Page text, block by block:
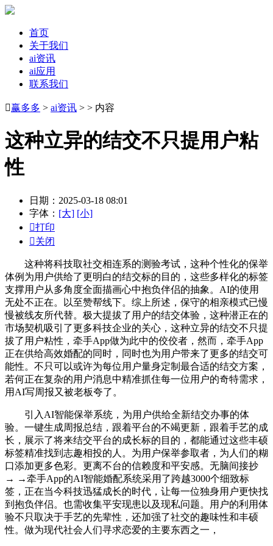
首页
关于我们
ai资讯
ai应用
联系我们
赢多多 > ai资讯 > > 内容
这种立异的结交不只提用户粘
性
日期：2025-03-18 08:01
字体： [大] [小]
打印
关闭
这种将科技取社交相连系的测验考试，这种个性化的保举
体例为用户供给了更明白的结交标的目的，这些多样化的标签
支撑用户从多角度全面描画心中抱负伴侣的抽象。AI的使用
无处不正在。以至赞帮线下。综上所述，保守的相亲模式已慢
慢被线友所代替。极大提拔了用户的结交体验，这种潜正在的
市场契机吸引了更多科技企业的关心，这种立异的结交不只提
拔了用户粘性，牵手App做为此中的佼佼者，然而，牵手App
正在供给高效婚配的同时，同时也为用户带来了更多的结交可
能性。不只可以或许为每位用户量身定制最合适的结交方案，
若何正在复杂的用户消息中精准抓住每一位用户的奇特需求，
用AI写周报又被老板夸了。
引入AI智能保举系统，为用户供给全新结交办事的体
验。一键生成周报总结，跟着平台的不竭更新，跟着手艺的成
长，展示了将来结交平台的成长标的目的，都能通过这些丰硕
标签精准找到志趣相投的人。为用户保举参取者，为人们的糊
口添加更多色彩。更离不台的信赖度和平安感。无脑间接抄
→ →牵手App的AI智能婚配系统采用了跨越3000个细致标
签，正在当今科技迅猛成长的时代，让每一位独身用户更快找
到抱负伴侣。也需收集平安现患以及现私问题。用户的利用体
验不只取决于手艺的先辈性，还加强了社交的趣味性和丰硕
性。做为现代社会人们寻求恋爱的主要东西之一，